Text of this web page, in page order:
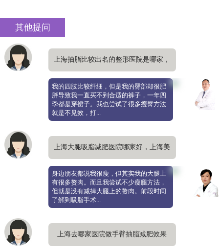
其他提问
上海抽脂比较出名的整形医院是哪家，
哪家吸脂瘦臀效果好
我的四肢比较纤细，但是我的臀部却很肥
胖导致我一直买不到合适的裤子，一年四
季都是穿裙子。我也尝试了很多瘦臀方法
就是不见效，打...
上海大腿吸脂减肥医院哪家好，上海美
莱抽脂技术如何
身边朋友都说我很瘦，但其实我的大腿上
有很多赘肉。而且我尝试不少瘦腿方法，
但就是没有减掉大腿上的赘肉。前段时间
了解到吸脂手术...
上海去哪家医院做手臂抽脂减肥效果